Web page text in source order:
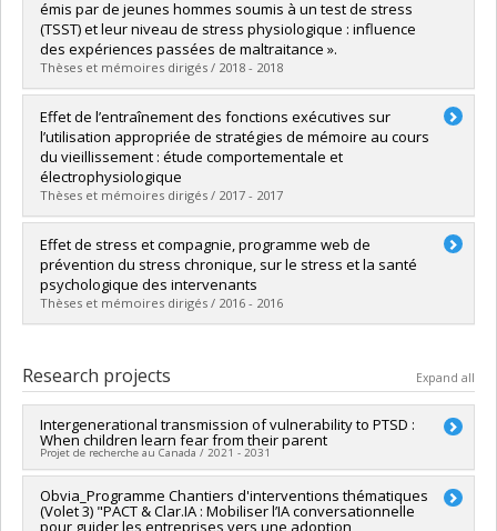
Cycle :Master's
Grade :M. Sc.
Lien vers le document dans Papyrus
émis par de jeunes hommes soumis à un test de stress
(TSST) et leur niveau de stress physiologique : influence
des expériences passées de maltraitance ».
Thèses et mémoires dirigés / 2018 - 2018
Graduate :Dufour, Pierre
Cycle :Master's
Grade :M. Sc.
Lien vers le document dans Papyrus
Effet de l’entraînement des fonctions exécutives sur
l’utilisation appropriée de stratégies de mémoire au cours
du vieillissement : étude comportementale et
électrophysiologique
Thèses et mémoires dirigés / 2017 - 2017
Graduate :Burger, Lucile
Cycle :Doctoral
Grade :Ph. D.
Lien vers le document dans Papyrus
Effet de stress et compagnie, programme web de
prévention du stress chronique, sur le stress et la santé
psychologique des intervenants
Thèses et mémoires dirigés / 2016 - 2016
Cycle :Master's
Grade :M. Sc.
Lien vers le document dans Papyrus
Research projects Expand all
Intergenerational transmission of vulnerability to PTSD :
When children learn fear from their parent
Projet de recherche au Canada / 2021 - 2031
Lead researcher :Marie-France Marin
Co-researchers : Stéphane Guay,Pierrich Plusquellec,
Obvia_Programme Chantiers d'interventions thématiques
(Volet 3) "PACT & Clar.IA : Mobiliser l’IA conversationnelle
pour guider les entreprises vers une adoption